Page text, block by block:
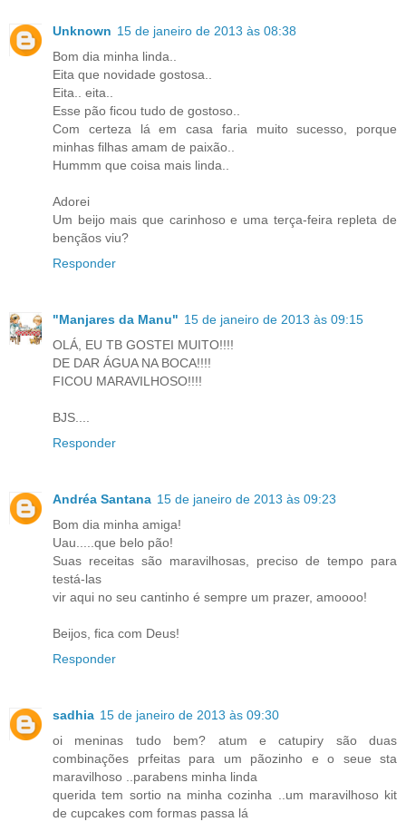
Unknown 15 de janeiro de 2013 às 08:38
Bom dia minha linda..
Eita que novidade gostosa..
Eita.. eita..
Esse pão ficou tudo de gostoso..
Com certeza lá em casa faria muito sucesso, porque
minhas filhas amam de paixão..
Hummm que coisa mais linda..
Adorei
Um beijo mais que carinhoso e uma terça-feira repleta de
bençãos viu?
Responder
"Manjares da Manu" 15 de janeiro de 2013 às 09:15
OLÁ, EU TB GOSTEI MUITO!!!!
DE DAR ÁGUA NA BOCA!!!!
FICOU MARAVILHOSO!!!!
BJS....
Responder
Andréa Santana 15 de janeiro de 2013 às 09:23
Bom dia minha amiga!
Uau.....que belo pão!
Suas receitas são maravilhosas, preciso de tempo para
testá-las
vir aqui no seu cantinho é sempre um prazer, amoooo!
Beijos, fica com Deus!
Responder
sadhia 15 de janeiro de 2013 às 09:30
oi meninas tudo bem? atum e catupiry são duas
combinações prfeitas para um pãozinho e o seue sta
maravilhoso ..parabens minha linda
querida tem sortio na minha cozinha ..um maravilhoso kit
de cupcakes com formas passa lá